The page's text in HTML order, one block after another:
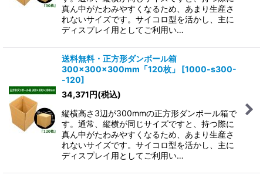
真ん中がたわみやすくなるため、あまり生産さ
れないサイズです。サイコロ型を活かし、主に
ディスプレイ用としてご利用い…
送料無料・正方形ダンボール箱
300×300×300mm「120枚」
[1000-s300-
-120]
34,371円(税込)
縦横高さ3辺が300mmの正方形ダンボール箱で
す。通常、縦横が同じサイズですと、持つ際に
真ん中がたわみやすくなるため、あまり生産さ
れないサイズです。サイコロ型を活かし、主に
ディスプレイ用としてご利用い…